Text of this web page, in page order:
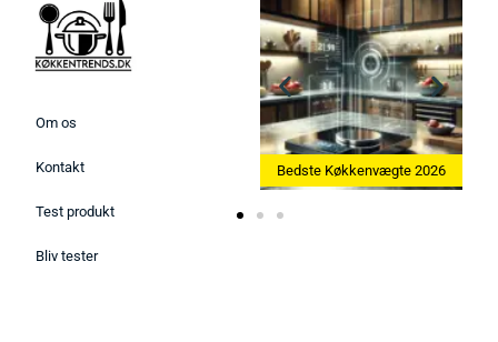
Om os
Kontakt
Test produkt
Bliv tester
Bedste Ismaskine 2026 Bedste Køkkenvægte 2026